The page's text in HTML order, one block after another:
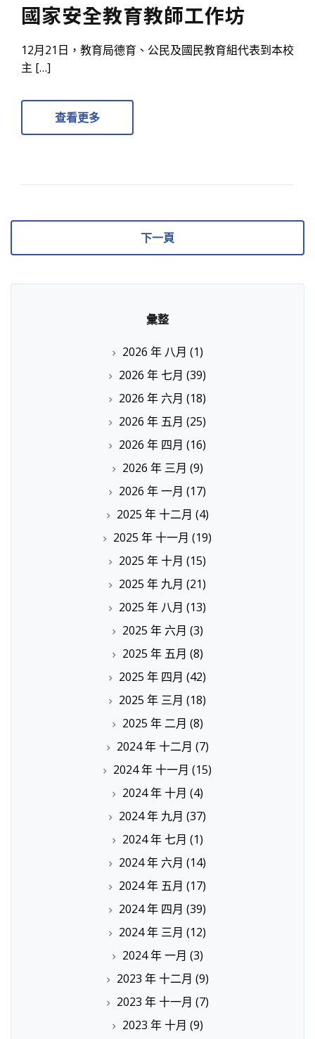
國家安全教育教師工作坊
12月21日，教育局德育、公民及國民教育組代表到本校
主 […]
查看更多
下一頁
彙整
2026 年 八月 (1)
2026 年 七月 (39)
2026 年 六月 (18)
2026 年 五月 (25)
2026 年 四月 (16)
2026 年 三月 (9)
2026 年 一月 (17)
2025 年 十二月 (4)
2025 年 十一月 (19)
2025 年 十月 (15)
2025 年 九月 (21)
2025 年 八月 (13)
2025 年 六月 (3)
2025 年 五月 (8)
2025 年 四月 (42)
2025 年 三月 (18)
2025 年 二月 (8)
2024 年 十二月 (7)
2024 年 十一月 (15)
2024 年 十月 (4)
2024 年 九月 (37)
2024 年 七月 (1)
2024 年 六月 (14)
2024 年 五月 (17)
2024 年 四月 (39)
2024 年 三月 (12)
2024 年 一月 (3)
2023 年 十二月 (9)
2023 年 十一月 (7)
2023 年 十月 (9)